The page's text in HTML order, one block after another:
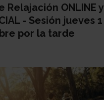
Relajación ONLINE y
- Sesión jueves 1
por la tarde